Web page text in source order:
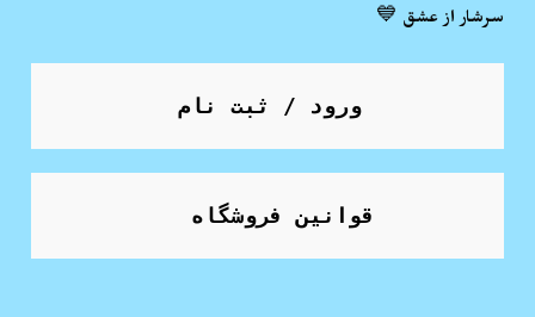
سرشار از عشق 💙
ورود / ثبت نام
قوانین فروشگاه